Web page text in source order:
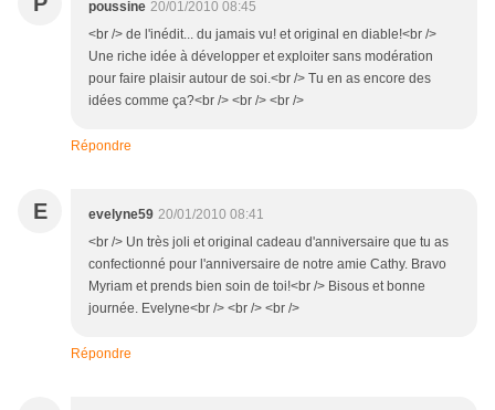
poussine 20/01/2010 08:45
<br /> de l'inédit... du jamais vu! et original en diable!<br />
Une riche idée à développer et exploiter sans modération
pour faire plaisir autour de soi.<br /> Tu en as encore des
idées comme ça?<br /> <br /> <br />
Répondre
E evelyne59 20/01/2010 08:41
<br /> Un très joli et original cadeau d'anniversaire que tu as
confectionné pour l'anniversaire de notre amie Cathy. Bravo
Myriam et prends bien soin de toi!<br /> Bisous et bonne
journée. Evelyne<br /> <br /> <br />
Répondre